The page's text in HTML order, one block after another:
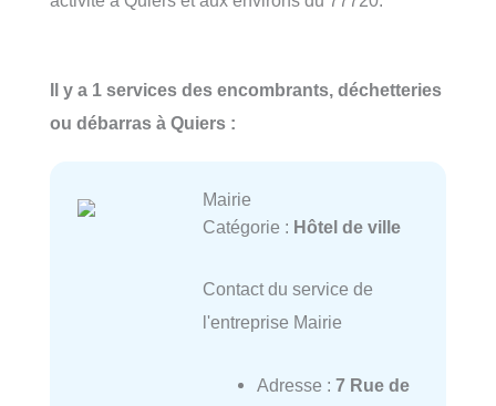
Il y a 1 services des encombrants, déchetteries
ou débarras à Quiers :
Mairie
Catégorie : Hôtel de ville
Contact du service de
l'entreprise Mairie
Adresse : 7 Rue de